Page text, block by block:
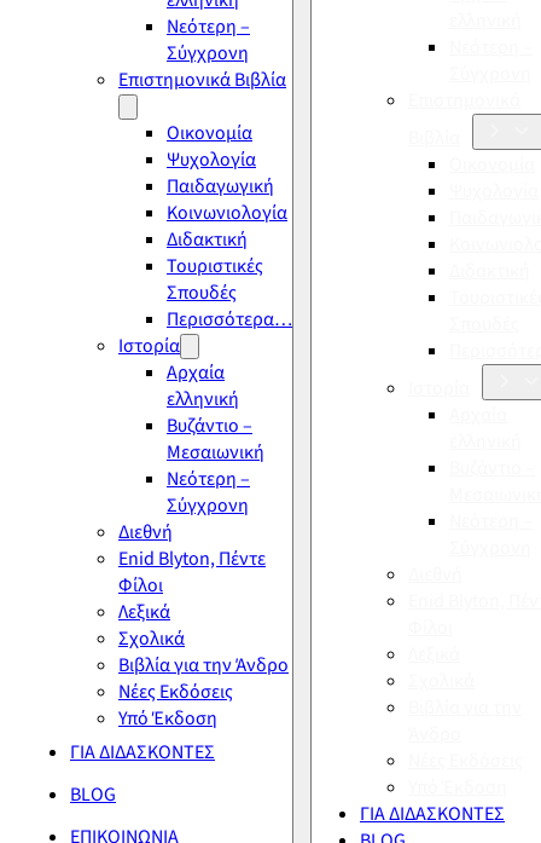
Νεότερη –
Σύγχρονη
Επιστημονικά Βιβλία
Οικονομία
Ψυχολογία
Παιδαγωγική
Κοινωνιολογία
Διδακτική
Τουριστικές
Σπουδές
Περισσότερα…
Ιστορία
Αρχαία
ελληνική
Βυζάντιο –
Μεσαιωνική
Νεότερη –
Σύγχρονη
Διεθνή
Enid Blyton, Πέντε
Φίλοι
Λεξικά
Σχολικά
Βιβλία για την Άνδρο
Νέες Εκδόσεις
Υπό Έκδοση
ΓΙΑ ΔΙΔΑΣΚΟΝΤΕΣ
BLOG
ΕΠΙΚΟΙΝΩΝΙΑ
ΓΙΑ ΔΙΔΑΣΚΟΝΤΕΣ